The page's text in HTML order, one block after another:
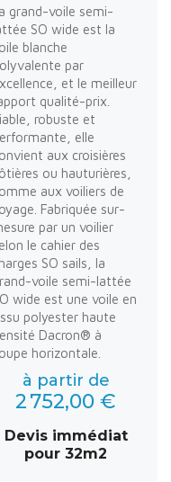
grand-voile semi-
SO wide est la
blanche
par
et le meilleur
qualité-prix.
robuste et
elle
aux croisières
ou hauturières,
aux voiliers de
Fabriquée sur-
par un voilier
le cahier des
SO sails, la
voile semi-lattée
wide est une voile en
polyester haute
Dacron® à
horizontale.
à partir de
2 752,00 €
Devis immédiat
pour 32m2